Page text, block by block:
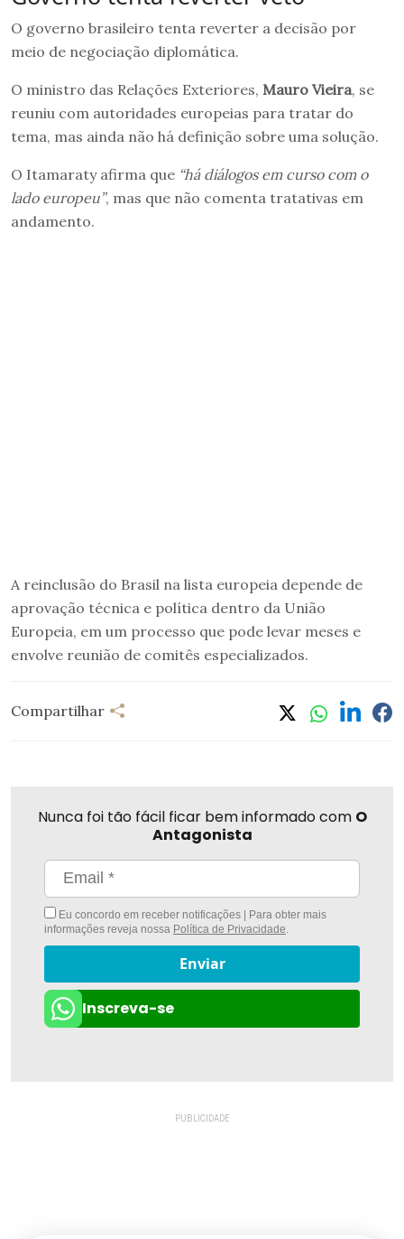
O governo brasileiro tenta reverter a decisão por
meio de negociação diplomática.
O ministro das Relações Exteriores, Mauro Vieira, se
reuniu com autoridades europeias para tratar do
tema, mas ainda não há definição sobre uma solução.
O Itamaraty afirma que “há diálogos em curso com o
lado europeu”, mas que não comenta tratativas em
andamento.
A reinclusão do Brasil na lista europeia depende de
aprovação técnica e política dentro da União
Europeia, em um processo que pode levar meses e
envolve reunião de comitês especializados.
Compartilhar
Nunca foi tão fácil ficar bem informado com O
Antagonista
Eu concordo em receber notificações | Para obter mais
informações reveja nossa Política de Privacidade.
Enviar
Inscreva-se